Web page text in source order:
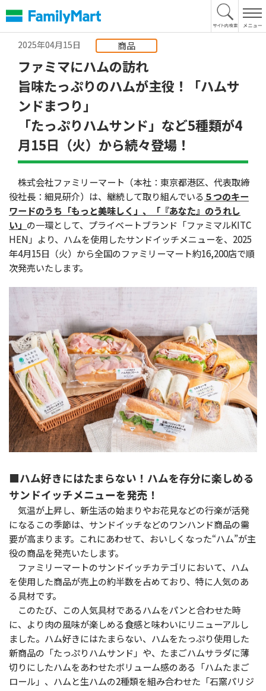
文
へ
2025年04月15日
商品
ファミマにハムの訪れ
旨味たっぷりのハムが主役！「ハムサ
ンドまつり」
「たっぷりハムサンド」など5種類が4
月15日（火）から続々登場！
株式会社ファミリーマート（本社：東京都港区、代表取締
役社長：細見研介）は、継続して取り組んでいる ５つのキー
ワードのうち「もっと美味しく」、「『あなた』のうれし
い」 の一環として、プライベートブランド「ファミマルKITC
HEN」より、ハムを使用したサンドイッチメニューを、2025
年4月15日（火）から全国のファミリーマート約16,200店で順
次発売いたします。
■ハム好きにはたまらない！ハムを存分に楽しめる
サンドイッチメニューを発売！
気温が上昇し、新生活の始まりやお花見などの行楽が活発
になるこの季節は、サンドイッチなどのワンハンド商品の需
要が高まります。これにあわせて、おいしくなった“ハム”が主
役の商品を発売いたします。
ファミリーマートのサンドイッチカテゴリにおいて、ハム
を使用した商品が売上の約半数を占めており、特に人気のあ
る具材です。
このたび、この人気具材であるハムをパンと合わせた時
に、より肉の風味が楽しめる食感と味わいにリニューアルし
ました。ハム好きにはたまらない、ハムをたっぷり使用した
新商品の「たっぷりハムサンド」や、たまごハムサラダに薄
切りにしたハムをあわせたボリューム感のある「ハムたまご
ロール」、ハムと生ハムの2種類を組み合わせた「石窯パリジ